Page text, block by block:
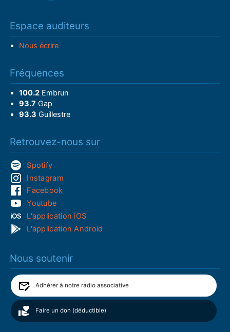
Espace auditeurs
Nous écrire
Fréquences
100.2Embrun
93.7 Gap
93.3 Guillestre
Retrouvez-nous sur
Spotify
Instagram
Facebook
Youtube
L'application iOS
L'application Android
Nous soutenir
Adhérer à notre radio associative
Faire un don (déductible)